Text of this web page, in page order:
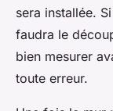
sera installée.
faudra le
bien mesurer
toute erreur.